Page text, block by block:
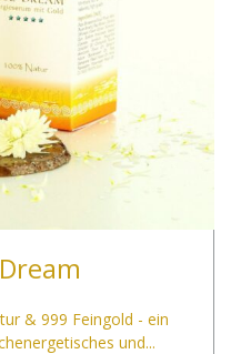
& 999 Feingold - ein
und...